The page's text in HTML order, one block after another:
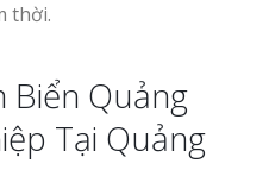
thời.
Biển Quảng
Tại Quảng